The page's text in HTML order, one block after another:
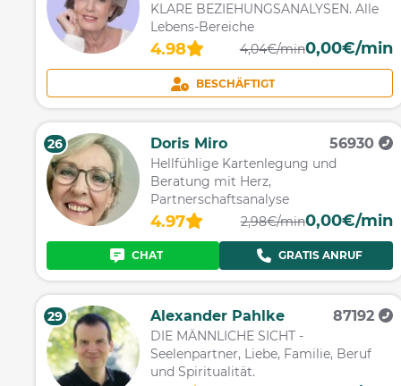
KLARE BEZIEHUNGSANALYSEN. Alle
Lebens-Bereiche
4.98 4,04€/min0,00€/min
BESCHÄFTIGT
26 Doris Miro 56930
Hellfühlige Kartenlegung und
Beratung mit Herz,
Partnerschaftsanalyse
4.97 2,98€/min0,00€/min
CHAT GRATIS ANRUF
29 Alexander Pahlke 87192
DIE MÄNNLICHE SICHT -
Seelenpartner, Liebe, Familie, Beruf
und Spiritualität.